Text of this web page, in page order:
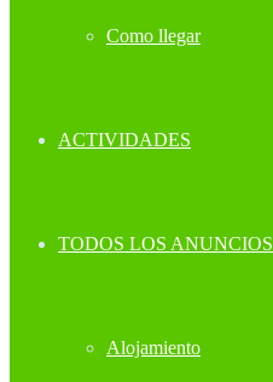
Como llegar
ACTIVIDADES
TODOS LOS ANUNCIOS
Alojamiento